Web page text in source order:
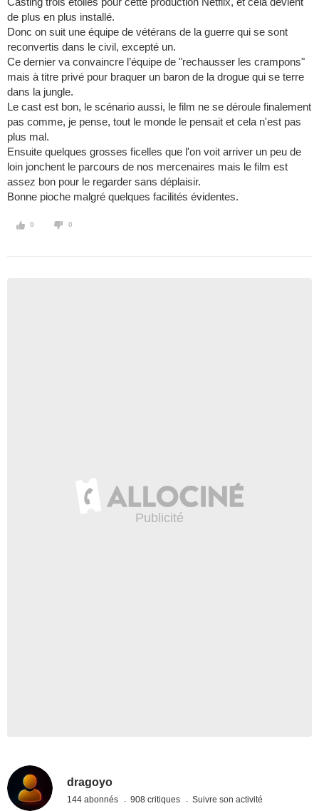
de plus en plus installé.
Donc on suit une équipe de vétérans de la guerre qui se sont
reconvertis dans le civil, excepté un.
Ce dernier va convaincre l’équipe de "rechausser les crampons"
mais à titre privé pour braquer un baron de la drogue qui se terre
dans la jungle.
Le cast est bon, le scénario aussi, le film ne se déroule finalement
pas comme, je pense, tout le monde le pensait et cela n'est pas
plus mal.
Ensuite quelques grosses ficelles que l'on voit arriver un peu de
loin jonchent le parcours de nos mercenaires mais le film est
assez bon pour le regarder sans déplaisir.
Bonne pioche malgré quelques facilités évidentes.
0 0
dragoyo
144 abonnés 908 critiques Suivre son activité